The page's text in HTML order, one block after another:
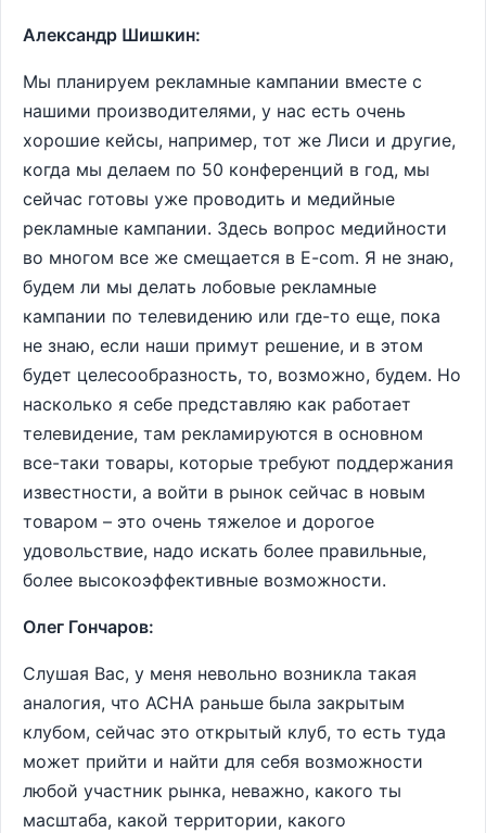
Александр Шишкин:
Мы планируем рекламные кампании вместе с
нашими производителями, у нас есть очень
хорошие кейсы, например, тот же Лиси и другие,
когда мы делаем по 50 конференций в год, мы
сейчас готовы уже проводить и медийные
рекламные кампании. Здесь вопрос медийности
во многом все же смещается в E-com. Я не знаю,
будем ли мы делать лобовые рекламные
кампании по телевидению или где-то еще, пока
не знаю, если наши примут решение, и в этом
будет целесообразность, то, возможно, будем. Но
насколько я себе представляю как работает
телевидение, там рекламируются в основном
все-таки товары, которые требуют поддержания
известности, а войти в рынок сейчас в новым
товаром – это очень тяжелое и дорогое
удовольствие, надо искать более правильные,
более высокоэффективные возможности.
Олег Гончаров:
Слушая Вас, у меня невольно возникла такая
аналогия, что АСНА раньше была закрытым
клубом, сейчас это открытый клуб, то есть туда
может прийти и найти для себя возможности
любой участник рынка, неважно, какого ты
масштаба, какой территории, какого